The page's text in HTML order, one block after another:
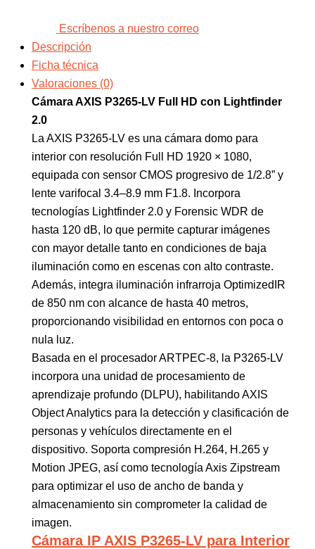
Escríbenos a nuestro correo
Descripción
Ficha técnica
Valoraciones (0)
Cámara AXIS P3265-LV Full HD con Lightfinder
2.0
La AXIS P3265-LV es una cámara domo para
interior con resolución Full HD 1920 × 1080,
equipada con sensor CMOS progresivo de 1/2.8” y
lente varifocal 3.4–8.9 mm F1.8. Incorpora
tecnologías Lightfinder 2.0 y Forensic WDR de
hasta 120 dB, lo que permite capturar imágenes
con mayor detalle tanto en condiciones de baja
iluminación como en escenas con alto contraste.
Además, integra iluminación infrarroja OptimizedIR
de 850 nm con alcance de hasta 40 metros,
proporcionando visibilidad en entornos con poca o
nula luz.
Basada en el procesador ARTPEC-8, la P3265-LV
incorpora una unidad de procesamiento de
aprendizaje profundo (DLPU), habilitando AXIS
Object Analytics para la detección y clasificación de
personas y vehículos directamente en el
dispositivo. Soporta compresión H.264, H.265 y
Motion JPEG, así como tecnología Axis Zipstream
para optimizar el uso de ancho de banda y
almacenamiento sin comprometer la calidad de
imagen.
Cámara IP AXIS P3265-LV para Interior